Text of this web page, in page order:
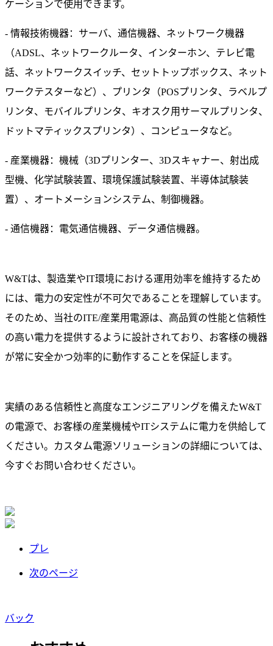
ケーションで使用できます。
- 情報技術機器：サーバ、通信機器、ネットワーク機器
（ADSL、ネットワークルータ、インターホン、テレビ電
話、ネットワークスイッチ、セットトップボックス、ネット
ワークテスターなど）、プリンタ（POSプリンタ、ラベルプ
リンタ、モバイルプリンタ、キオスク用サーマルプリンタ、
ドットマティックスプリンタ）、コンピュータなど。
- 産業機器：機械（3Dプリンター、3Dスキャナー、射出成
型機、化学試験装置、環境保護試験装置、半導体試験装
置）、オートメーションシステム、制御機器。
- 通信機器：電気通信機器、データ通信機器。
W&Tは、製造業やIT環境における運用効率を維持するため
には、電力の安定性が不可欠であることを理解しています。
そのため、当社のITE/産業用電源は、高品質の性能と信頼性
の高い電力を提供するように設計されており、お客様の機器
が常に安全かつ効率的に動作することを保証します。
実績のある信頼性と高度なエンジニアリングを備えたW&T
の電源で、お客様の産業機械やITシステムに電力を供給して
ください。カスタム電源ソリューションの詳細については、
今すぐお問い合わせください。
プレ
次のページ
バック